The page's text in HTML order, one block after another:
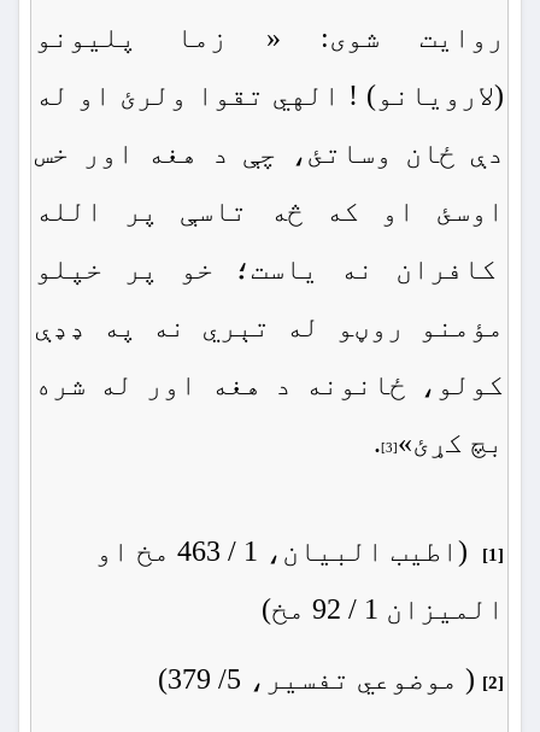
روايت شوى: « زما پلیونو
(لارويانو) ! الهي تقوا ولرئ او له
دې ځان وساتئ، چې د هغه اور خس
اوسئ او كه څه تاسې پر الله
كافران نه ياست؛ خو پر خپلو
مؤمنو روڼو له تېري نه په ډډې
كولو، ځانونه د هغه اور له شره
بچ كړئ»[3]
.
[1]
(اطيب البيان، 1 / 463 مخ او
الميزان 1 / 92 مخ)
[2] ( موضوعي تفسير، 5/ 379)